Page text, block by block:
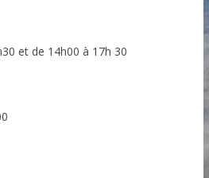
et de 14h00 à 17h 30